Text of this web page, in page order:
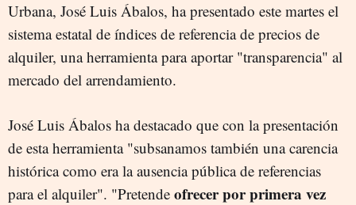
Urbana, José Luis Ábalos, ha presentado este martes el
sistema estatal de índices de referencia de precios de
alquiler, una herramienta para aportar "transparencia" al
mercado del arrendamiento.
José Luis Ábalos ha destacado que con la presentación
de esta herramienta "subsanamos también una carencia
histórica como era la ausencia pública de referencias
para el alquiler". "Pretende ofrecer por primera vez